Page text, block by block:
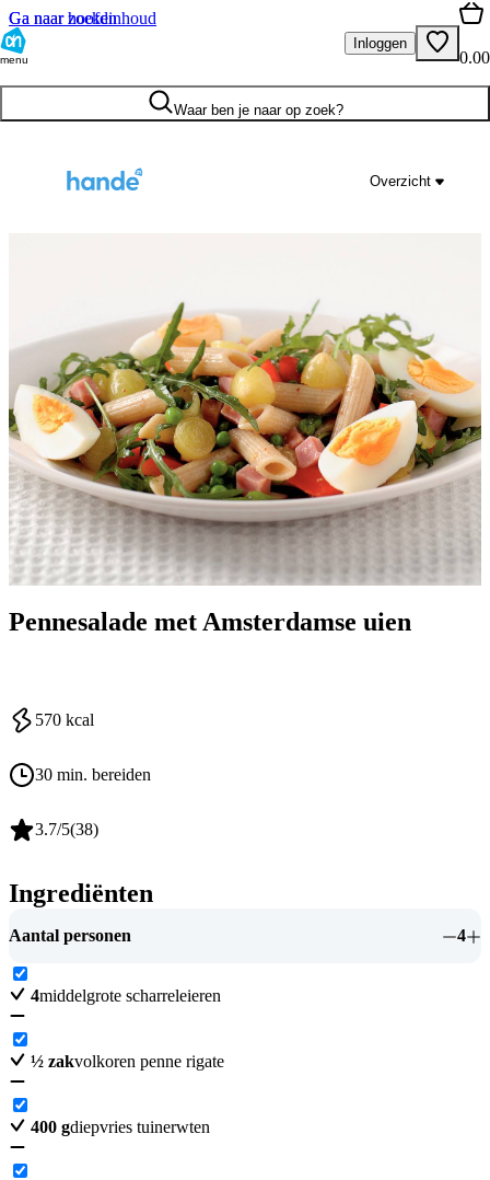
Ga naar hoofdinhoud
Ga naar zoeken
menu
Inloggen
0.00
Waar ben je naar op zoek?
Overzicht
Pennesalade met Amsterdamse uien
570 kcal
30 min. bereiden
3.7/5(38)
Ingrediënten
Aantal personen 4
4middelgrote scharreleieren
½ zakvolkoren penne rigate
400 gdiepvries tuinerwten